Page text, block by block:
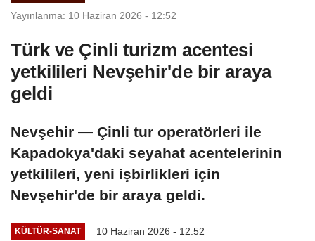
Yayınlanma: 10 Haziran 2026 - 12:52
Türk ve Çinli turizm acentesi
yetkilileri Nevşehir'de bir araya
geldi
Nevşehir — Çinli tur operatörleri ile
Kapadokya'daki seyahat acentelerinin
yetkilileri, yeni işbirlikleri için
Nevşehir'de bir araya geldi.
KÜLTÜR-SANAT 10 Haziran 2026 - 12:52